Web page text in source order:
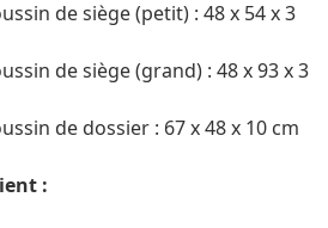
de siège (petit) : 48 x 54 x 3
de siège (grand) : 48 x 93 x 3
de dossier : 67 x 48 x 10 cm
: